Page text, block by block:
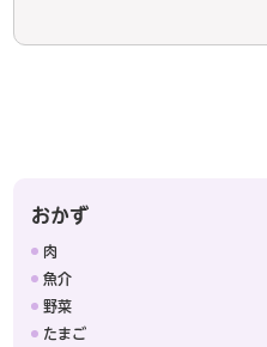
おかず
肉
魚介
野菜
たまご